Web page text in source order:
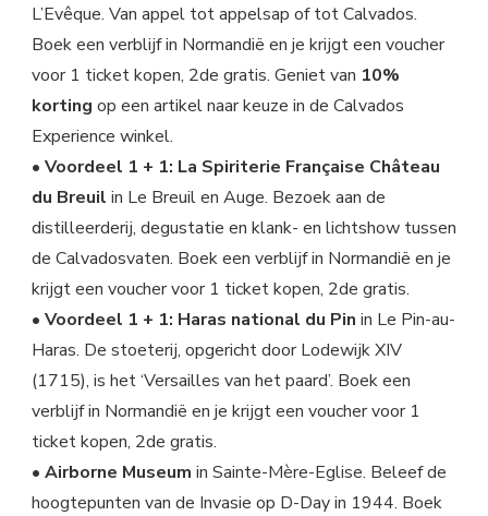
L’Evêque. Van appel tot appelsap of tot Calvados.
Boek een verblijf in Normandië en je krijgt een voucher
voor 1 ticket kopen, 2de gratis. Geniet van 10%
korting op een artikel naar keuze in de Calvados
Experience winkel.
• Voordeel 1 + 1: La Spiriterie Française Château
du Breuil in Le Breuil en Auge. Bezoek aan de
distilleerderij, degustatie en klank- en lichtshow tussen
de Calvadosvaten. Boek een verblijf in Normandië en je
krijgt een voucher voor 1 ticket kopen, 2de gratis.
• Voordeel 1 + 1: Haras national du Pin in Le Pin-au-
Haras. De stoeterij, opgericht door Lodewijk XIV
(1715), is het ‘Versailles van het paard’. Boek een
verblijf in Normandië en je krijgt een voucher voor 1
ticket kopen, 2de gratis.
• Airborne Museum in Sainte-Mère-Eglise. Beleef de
hoogtepunten van de Invasie op D-Day in 1944. Boek